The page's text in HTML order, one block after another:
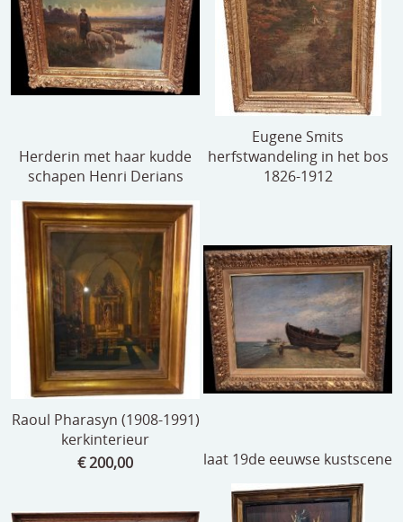
Herderin met haar kudde
schapen Henri Derians
Eugene Smits
herfstwandeling in het bos
1826-1912
Raoul Pharasyn (1908-1991)
kerkinterieur
€ 200,00
laat 19de eeuwse kustscene